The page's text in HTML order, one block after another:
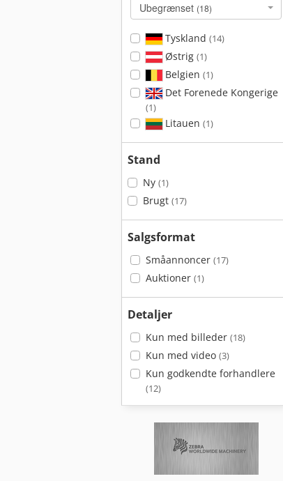
Ubegrænset (18)
Tyskland (14)
Østrig (1)
Belgien (1)
Det Forenede Kongerige
(1)
Litauen (1)
Stand
Ny (1)
Brugt (17)
Salgsformat
Småannoncer (17)
Auktioner (1)
Detaljer
Kun med billeder (18)
Kun med video (3)
Kun godkendte forhandlere
(12)